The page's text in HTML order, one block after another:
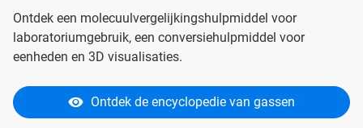
Ontdek een molecuulvergelijkingshulpmiddel voor
laboratoriumgebruik, een conversiehulpmiddel voor
eenheden en 3D visualisaties.
Ontdek de encyclopedie van gassen